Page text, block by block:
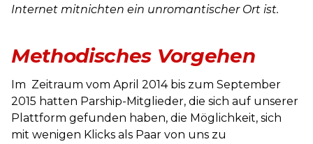
Internet mitnichten ein unromantischer Ort ist.
Methodisches Vorgehen
Im Zeitraum vom April 2014 bis zum September
2015 hatten Parship-Mitglieder, die sich auf unserer
Plattform gefunden haben, die Möglichkeit, sich
mit wenigen Klicks als Paar von uns zu